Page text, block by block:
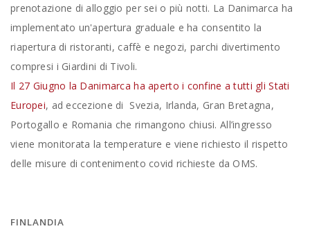
prenotazione di alloggio per sei o più notti. La Danimarca ha
implementato un'apertura graduale e ha consentito la
riapertura di ristoranti, caffè e negozi, parchi divertimento
compresi i Giardini di Tivoli.
Il 27 Giugno la Danimarca ha aperto i confine a tutti gli Stati
Europei, ad eccezione di Svezia, Irlanda, Gran Bretagna,
Portogallo e Romania che rimangono chiusi. All’ingresso
viene monitorata la temperature e viene richiesto il rispetto
delle misure di contenimento covid richieste da OMS.
FINLANDIA